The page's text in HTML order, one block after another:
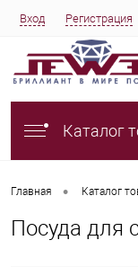
Вход Регистрация
Каталог
Главная • Каталог
Посуда для